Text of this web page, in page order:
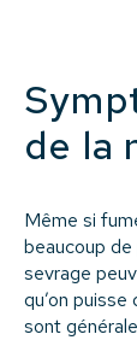
de la
Même si
beaucoup
sevrage
qu’on
sont